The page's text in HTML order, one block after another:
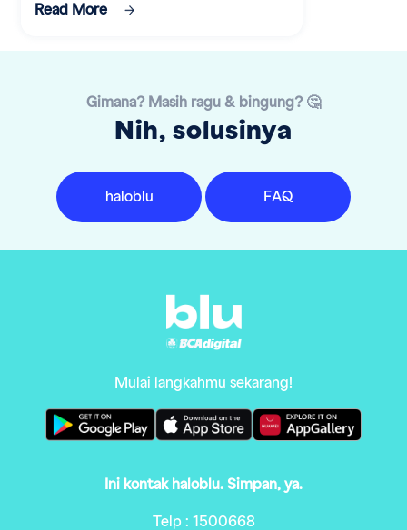
Read More
Gimana? Masih ragu & bingung? 🤔
Nih, solusinya
haloblu FAQ
Mulai langkahmu sekarang!
Ini kontak haloblu. Simpan, ya.
Telp : 1500668